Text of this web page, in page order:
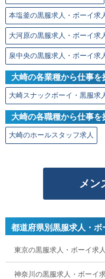
本塩釜の黒服求人・ボーイ求
大河原の黒服求人・ボーイ求
泉中央の黒服求人・ボーイ求
大崎の各業種から仕事を
大崎スナックボーイ・黒服求
大崎の各職種から仕事を
大崎のホールスタッフ求人
メン
都道府県別黒服求人・ボ
東京の黒服求人・ボーイ求人
神奈川の黒服求人・ボーイ